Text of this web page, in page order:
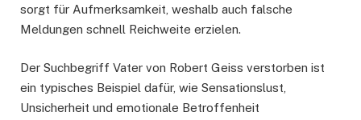
sorgt für Aufmerksamkeit, weshalb auch falsche
Meldungen schnell Reichweite erzielen.
Der Suchbegriff Vater von Robert Geiss verstorben ist
ein typisches Beispiel dafür, wie Sensationslust,
Unsicherheit und emotionale Betroffenheit